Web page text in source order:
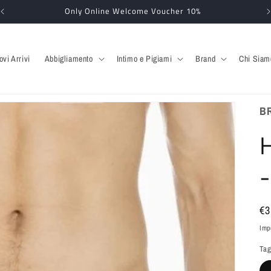
Only Online Welcome Voucher 10%
Arrivi Abbigliamento Intimo e Pigiami Brand Chi
di